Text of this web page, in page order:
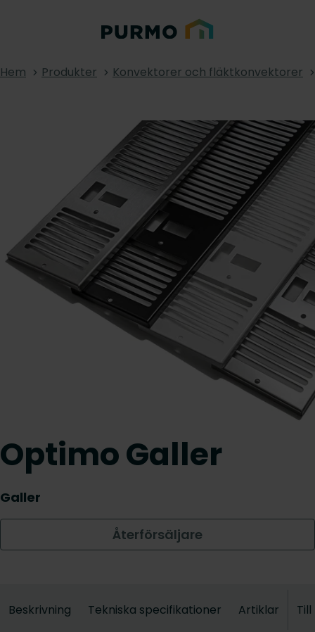
Hem Produkter Konvektorer och fläktkonvektorer
Optimo Galler
Galler
Återförsäljare
Beskrivning Tekniska specifikationer Artiklar